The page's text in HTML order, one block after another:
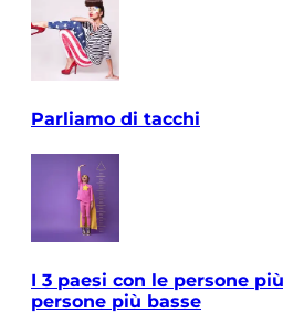
Parliamo di tacchi
I 3 paesi con le persone
persone più basse